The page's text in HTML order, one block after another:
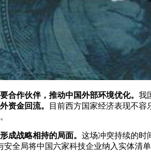
合作伙伴，推动中国外部环境优化。 我
资金回流。
目前西方国家经济表现不容
成战略相持的局面。 这场冲突持续的时
安全局将中国六家科技企业纳入实体清